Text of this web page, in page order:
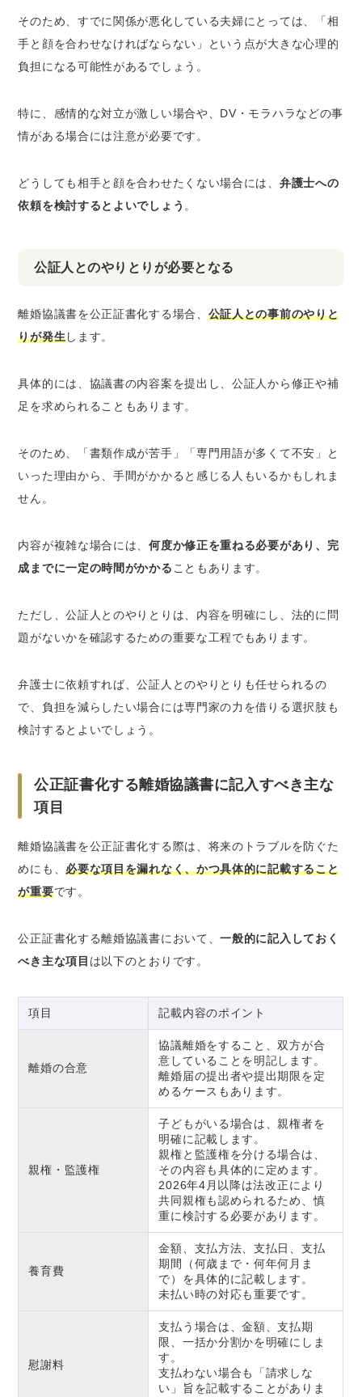
そのため、すでに関係が悪化している夫婦にとっては、「相
手と顔を合わせなければならない」という点が大きな心理的
負担になる可能性があるでしょう。
特に、感情的な対立が激しい場合や、DV・モラハラなどの事
情がある場合には注意が必要です。
どうしても相手と顔を合わせたくない場合には、 弁護士への
依頼を検討するとよいでしょう 。
公証人とのやりとりが必要となる
離婚協議書を公正証書化する場合、 公証人との事前のやりと
りが発生します。
具体的には、協議書の内容案を提出し、公証人から修正や補
足を求められることもあります。
そのため、「書類作成が苦手」「専門用語が多くて不安」と
いった理由から、手間がかかると感じる人もいるかもしれま
せん。
内容が複雑な場合には、何度か修正を重ねる必要があり、完
成までに一定の時間がかかる こともあります。
ただし、公証人とのやりとりは、内容を明確にし、法的に問
題がないかを確認するための重要な工程でもあります。
弁護士に依頼すれば、公証人とのやりとりも任せられるの
で、負担を減らしたい場合には専門家の力を借りる選択肢も
検討するとよいでしょう。
公正証書化する離婚協議書に記入すべき主な
項目
離婚協議書を公正証書化する際は、将来のトラブルを防ぐた
めにも、必要な項目を漏れなく、かつ具体的に記載すること
が重要です。
公正証書化する離婚協議書において、一般的に記入しておく
べき主な項目 は以下のとおりです。
項目 記載内容のポイント
離婚の合意
協議離婚をすること、双方が合
意していることを明記します。
離婚届の提出者や提出期限を定
めるケースもあります。
親権・監護権
子どもがいる場合は、親権者を
明確に記載します。
親権と監護権を分ける場合は、
その内容も具体的に定めます。
2026年4月以降は法改正により
共同親権も認められるため、慎
重に検討する必要があります。
養育費
金額、支払方法、支払日、支払
期間（何歳まで・何年何月ま
で）を具体的に記載します。
未払い時の対応も重要です。
慰謝料
支払う場合は、金額、支払期
限、一括か分割かを明確にしま
す。
支払わない場合も「請求しな
い」旨を記載することがありま